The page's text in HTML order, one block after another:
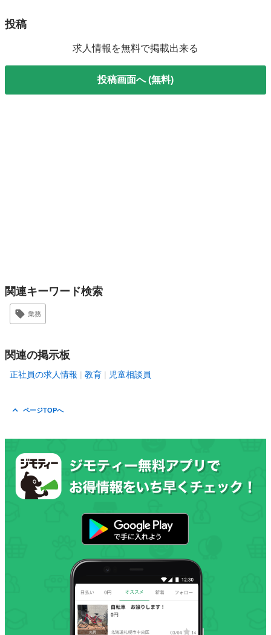
投稿
求人情報を無料で掲載出来る
投稿画面へ (無料)
関連キーワード検索
業務
関連の掲示板
正社員の求人情報 教育 児童相談員
ページTOPへ